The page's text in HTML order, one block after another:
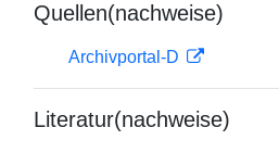
Quellen(nachweise)
Archivportal-D
Literatur(nachweise)